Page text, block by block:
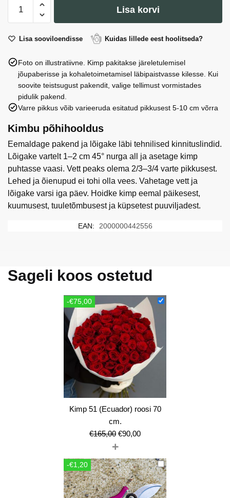
kogus
roosi
cm.
kogus
Lisa korvi
Lisa sooviloendisse Kuidas lillede eest hoolitseda?
Foto on illustratiivne. Kimp pakitakse järeletulemisel
jõupaberisse ja kohaletoimetamisel läbipaistvasse kilesse. Kui
soovite teistsugust pakendit, valige tellimust vormistades
pidulik pakend.
Varre pikkus võib varieeruda esitatud pikkusest 5-10 cm võrra
Kimbu põhihooldus
Eemaldage pakend ja lõigake läbi tehnilised kinnituslindid.
Lõigake vartelt 1–2 cm 45° nurga all ja asetage kimp
puhtasse vaasi. Vett peaks olema 2/3–3/4 varte pikkusest.
Lehed ja õienupud ei tohi olla vees. Vahetage vett ja
lõigake varsi iga päev. Hoidke kimp eemal päikesest,
kuumusest, tuuletõmbusest ja küpsetest puuviljadest.
EAN: 2000000442556
Sageli koos ostetud
-€75,00
Kimp 51 (Ecuador) roosi 70
cm.
€165,00 Algne
hind
oli:
€165,00.
€90,00Current
is:
€90,00.
+
-€1,20